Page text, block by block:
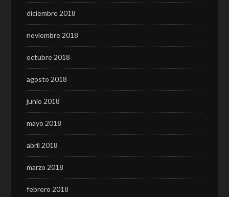
diciembre 2018
noviembre 2018
octubre 2018
agosto 2018
junio 2018
mayo 2018
abril 2018
marzo 2018
febrero 2018